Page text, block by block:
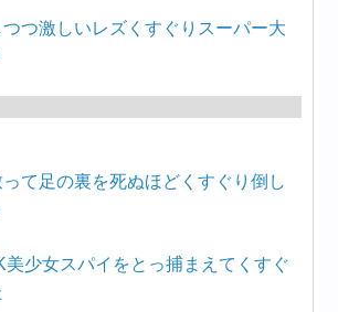
つ激しいレズくすぐりスーパー大
て足の裏を死ぬほどくすぐり倒し
美少女スパイをとっ捕まえてくすぐ